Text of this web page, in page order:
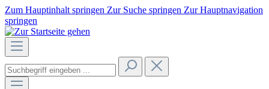
Zum Hauptinhalt springen Zur Suche springen Zur Hauptnavigation
springen